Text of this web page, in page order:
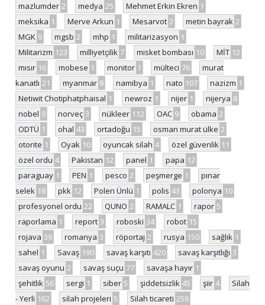
mazlumder 2 medya 25 Mehmet Erkin Ekren 1
meksika 1 Merve Arkun 1 Mesarvot 2 metin bayrak 2
MGK 9 mgsb 2 mhp 1 militarizasyon 1
Militarizm 123 milliyetçilik 7 misket bombası 10 MİT 12
mısır 16 mobese 1 monitor 1 mülteci 76
murat
kanatlı 21 myanmar 8 namibya 1 nato 107 nazizm 1
Netiwit Chotiphatphaisal 1 newroz 1 nijer 1 nijerya 8
nobel 9 norveç 3 nükleer 112 OAC 9 obama 2
ODTÜ 1 ohal 43 ortadoğu 15 osman murat ülke 2
otorite 1 Oyak 10 oyuncak silah 4 özel güvenlik 11
özel ordu 4 Pakistan 12 panel 1 papa 12
paraguay 1 PEN 1 pesco 2 peşmerge 1
pınar
selek 18 pkk 12 Polen Ünlü 1 polis 43 polonya 10
profesyonel ordu 22 QUNO 2 RAMALC 1 rapor 5
raporlama 1 report 3 roboski 34 robot 15
rojava 39 romanya 3 röportaj 2 rusya 150 sağlık 1
sahel 1 Savaş 190 savaş karşıtı 420 savaş karşıtlığı 3
savaş oyunu 2 savaş suçu 77 savaşa hayır 1
şehitlik 56 sergi 1 siber 5 şiddetsizlik 45 şiir 4
Silah
- Yerli 162 silah projeleri 5 Silah ticareti 256